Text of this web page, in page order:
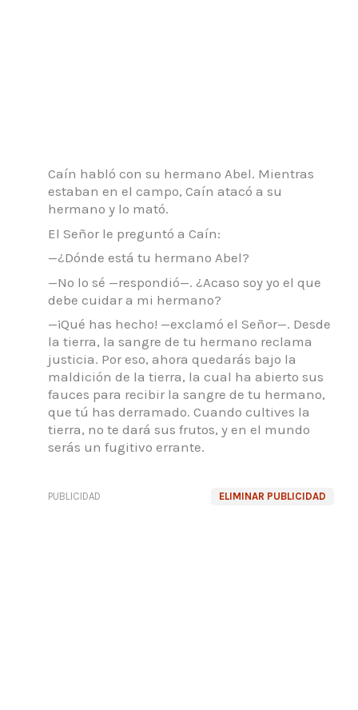
Caín habló con su hermano Abel. Mientras
estaban en el campo, Caín atacó a su
hermano y lo mató.
El Señor le preguntó a Caín:
—¿Dónde está tu hermano Abel?
—No lo sé —respondió—. ¿Acaso soy yo el que
debe cuidar a mi hermano?
—¡Qué has hecho! —exclamó el Señor—. Desde
la tierra, la sangre de tu hermano reclama
justicia. Por eso, ahora quedarás bajo la
maldición de la tierra, la cual ha abierto sus
fauces para recibir la sangre de tu hermano,
que tú has derramado. Cuando cultives la
tierra, no te dará sus frutos, y en el mundo
serás un fugitivo errante.
ELIMINAR PUBLICIDAD
PUBLICIDAD